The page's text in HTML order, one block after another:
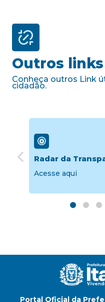
Outros links
Conheça outros Link
cidadão.
Radar da
Acesse aqui
Portal Oficial da